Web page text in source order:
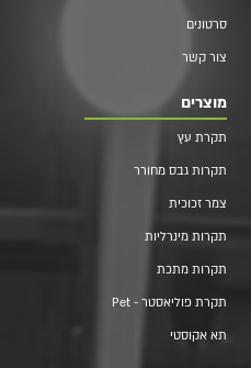
סרטונים
צור קשר
מוצרים
תקרת עץ
תקרות גבס מחורר
צמר זכוכית
תקרות מינרליות
תקרות מתכת
תקרת פוליאסטר - Pet
תא אקוסטי